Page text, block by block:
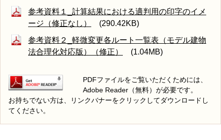
参考資料１_計算結果における適判用の印字のイメ
ージ（修正なし）
(290.42KB)
参考資料２_軽微変更各ルート一覧表（モデル建物
法合理化対応版）（修正）
(1.04MB)
PDFファイルをご覧いただくためには、
Adobe Reader（無料）が必要です。
お持ちでない方は、リンクバナーをクリックしてダウンロードし
てください。